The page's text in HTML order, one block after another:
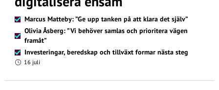
Marcus Matteby: ”Ge upp tanken på att klara det själv”
Olivia Åsberg: ”Vi behöver samlas och prioritera vägen
framåt”
Investeringar, beredskap och tillväxt formar nästa steg
16 juli